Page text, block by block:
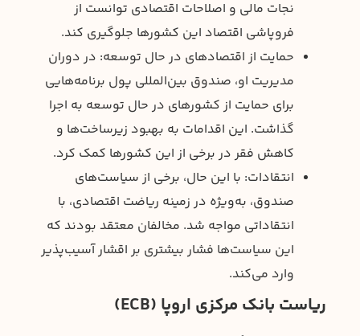
نجات مالی و اصلاحات اقتصادی توانست از
فروپاشی اقتصاد این کشورها جلوگیری کند.
حمایت از اقتصادهای در حال توسعه: در دوران
مدیریت او، صندوق بین‌المللی پول برنامه‌هایی
برای حمایت از کشورهای در حال توسعه به اجرا
گذاشت. این اقدامات به بهبود زیرساخت‌ها و
کاهش فقر در برخی از این کشورها کمک کرد.
انتقادات: با این حال، برخی از سیاست‌های
صندوق، به‌ویژه در زمینه ریاضت اقتصادی، با
انتقاداتی مواجه شد. مخالفان معتقد بودند که
این سیاست‌ها فشار بیشتری بر اقشار آسیب‌پذیر
وارد می‌کند.
ریاست بانک مرکزی اروپا (ECB)